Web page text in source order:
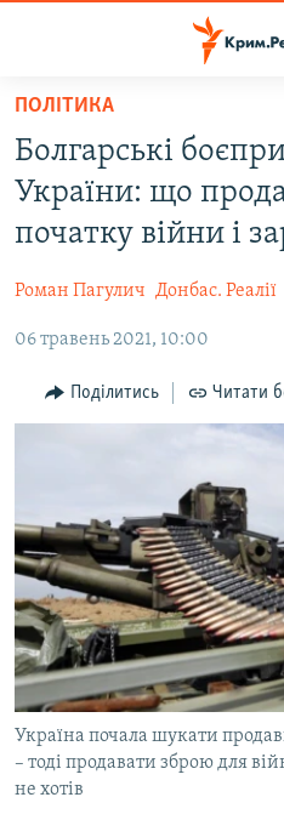
Перейти
основного
матеріалу
Перейти
до
основної
Перейти
пошуку
ВОДА.КРИМ
ВІДЕО ТА ФОТО
БЛОГИ
ПОГЛЯД
ІНТЕРВ'Ю
ДЕПОРТАЦІЯ
ВІДЕОУРОКИ «ELIFBE»
СВІДЧЕННЯ ОКУПАЦІЇ
УКРАЇНСЬКА ПРОБЛЕМА КРИМУ
ІНФОГРАФІКА
ЯК ОБІЙТИ БЛОКУВАННЯ
Русский
Qırımtatar
ДОЛУЧАЙСЯ!
ПОЛІТИКА
Болгарські
України: що
початку війни і
Роман Пагулич Донбас. Реалії
06 травень 2021, 10:00
Поділитись Читати
Україна почала шукати
– тоді продавати зброю для
не хотів